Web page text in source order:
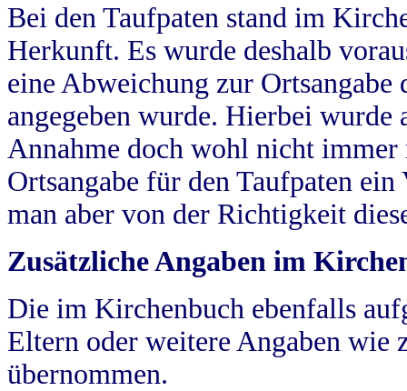
Bei den Taufpaten stand im
Herkunft. Es wurde deshalb
eine Abweichung zur
angegeben wurde. Hierbei wurde
Annahme doch wohl nicht
Ortsangabe für den Taufpaten
man aber von der Richtigkeit
Zusätzliche Angaben im
Die im Kirchenbuch ebenfalls
Eltern oder weitere Angaben wie
übernommen.